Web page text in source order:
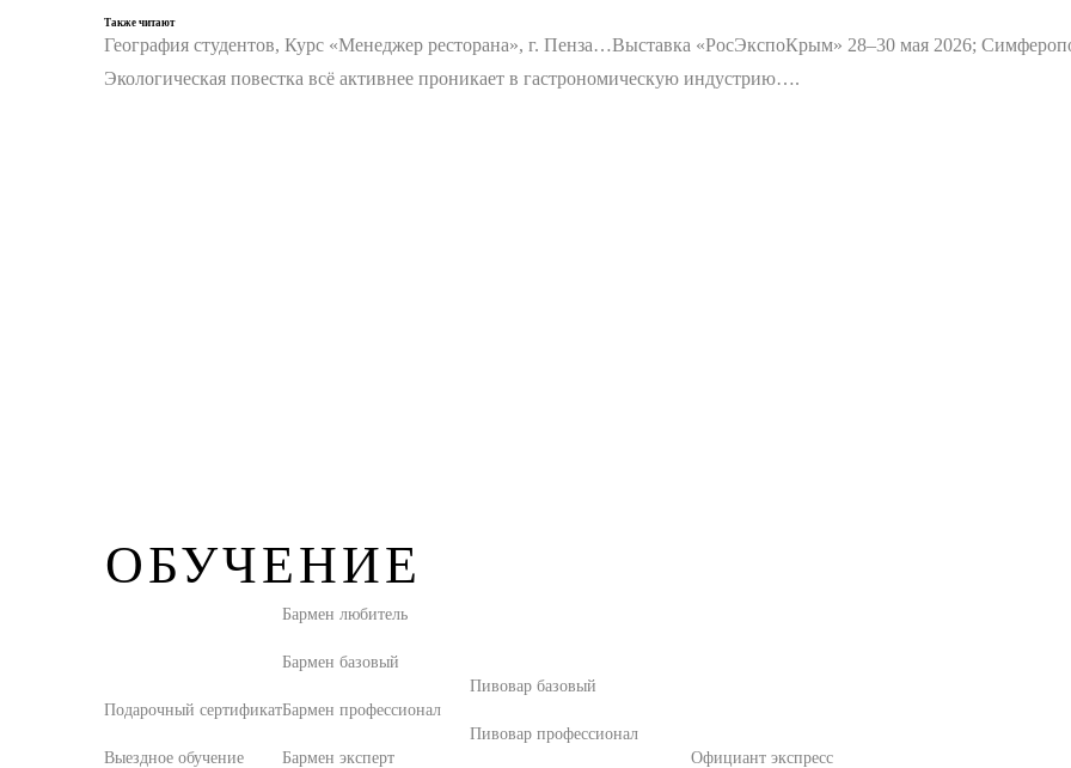
Также читают
География студентов, Курс «Менеджер ресторана», г. Пенза…Выставка «РосЭкспоКрым» 28–30 мая 2026;
Экологическая повестка всё активнее проникает в гастрономическую индустрию….
ОБУЧЕНИЕ
Подарочный сертификат
Выездное обучение
Бармен любитель
Бармен базовый
Бармен профессионал
Бармен эксперт
Пивовар базовый
Пивовар профессионал
Официант экспресс